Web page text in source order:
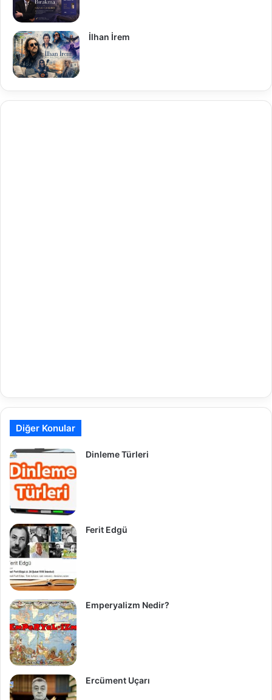
İlhan İrem
Diğer Konular
Dinleme Türleri
Ferit Edgü
Emperyalizm Nedir?
Ercüment Uçarı